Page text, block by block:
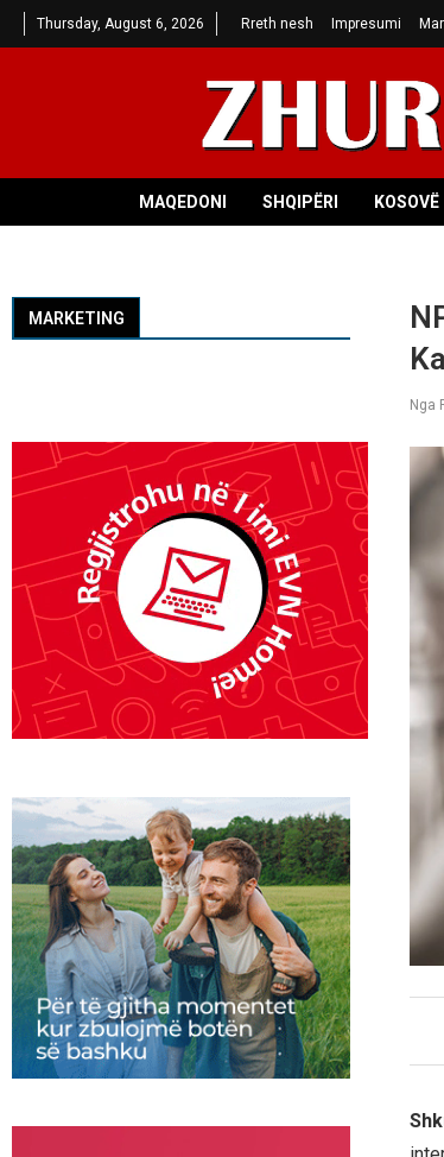
Thursday, August 6, 2026 Rreth nesh Impresumi
MAQEDONI SHQIPËRI KOSOVË
Nga
MARKETING